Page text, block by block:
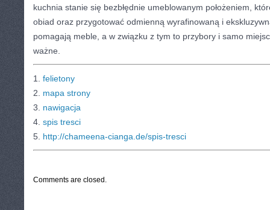
kuchnia stanie się bezbłędnie umeblowanym położeniem,
obiad oraz przygotować odmienną wyrafinowaną i
pomagają meble, a w związku z tym to przybory i samo
ważne.
1. felietony
2. mapa strony
3. nawigacja
4. spis tresci
5. http://chameena-cianga.de/spis-tresci
Comments are closed.